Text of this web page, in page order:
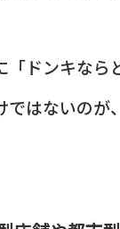
「ドンキなら
ではないのが